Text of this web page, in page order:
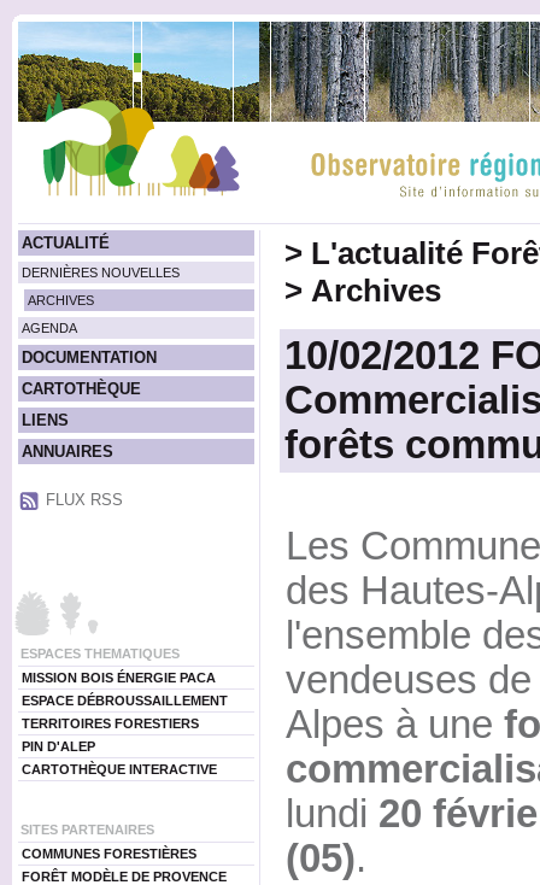
ACTUALITÉ
DERNIÈRES NOUVELLES
ARCHIVES
AGENDA
DOCUMENTATION
CARTOTHÈQUE
LIENS
ANNUAIRES
FLUX RSS
ESPACES THEMATIQUES
MISSION BOIS ÉNERGIE PACA
ESPACE DÉBROUSSAILLEMENT
TERRITOIRES FORESTIERS
PIN D'ALEP
CARTOTHÈQUE INTERACTIVE
SITES PARTENAIRES
COMMUNES FORESTIÈRES
FORÊT MODÈLE DE PROVENCE
> L'actualité
> Archives
10/02/2012
forêts
Les
des Hautes-
l'ensemble
vendeuses
Alpes à une
lundi 20
(05).